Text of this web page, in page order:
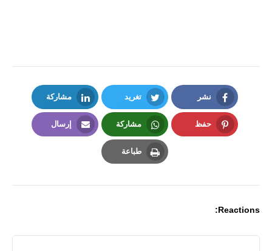
نشر
Facebook
تغريد
Twitter
مشاركة
LinkedIn
حفظ مشاركة
Whatsapp
إرسال
طباعة
Reactions: